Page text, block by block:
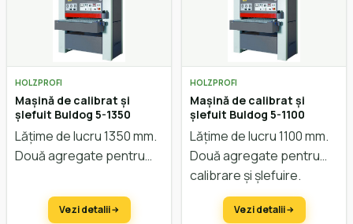
HOLZPROFI
Mașină de calibrat și
șlefuit Buldog 5-1350
Lățime de lucru 1350 mm.
Două agregate pentru
Pentru lemn/MDF și
opțional furnir și lac.
Vezi detalii
HOLZPROFI
Mașină de calibrat și
șlefuit Buldog 5-1100
Lățime de lucru 1100 mm.
Două agregate pentru
calibrare și șlefuire.
Pentru lemn/MDF și
opțional furnir și lac.
Vezi detalii